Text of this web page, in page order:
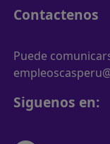
Contactenos
Puede
Siguenos en: